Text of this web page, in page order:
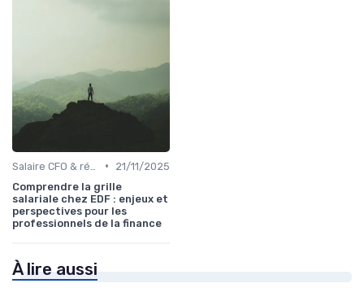
•
21/11/2025
Comprendre la grille
salariale chez EDF : enjeux et
perspectives pour les
professionnels de la finance
À lire aussi